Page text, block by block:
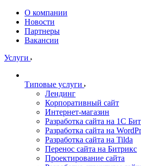
О компании
Новости
Партнеры
Вакансии
Услуги
Типовые услуги
Лендинг
Корпоративный сайт
Интернет-магазин
Разработка сайта на 1С
Разработка сайта на
Разработка сайта на Tilda
Перенос сайта на Битрикс
Проектирование сайта